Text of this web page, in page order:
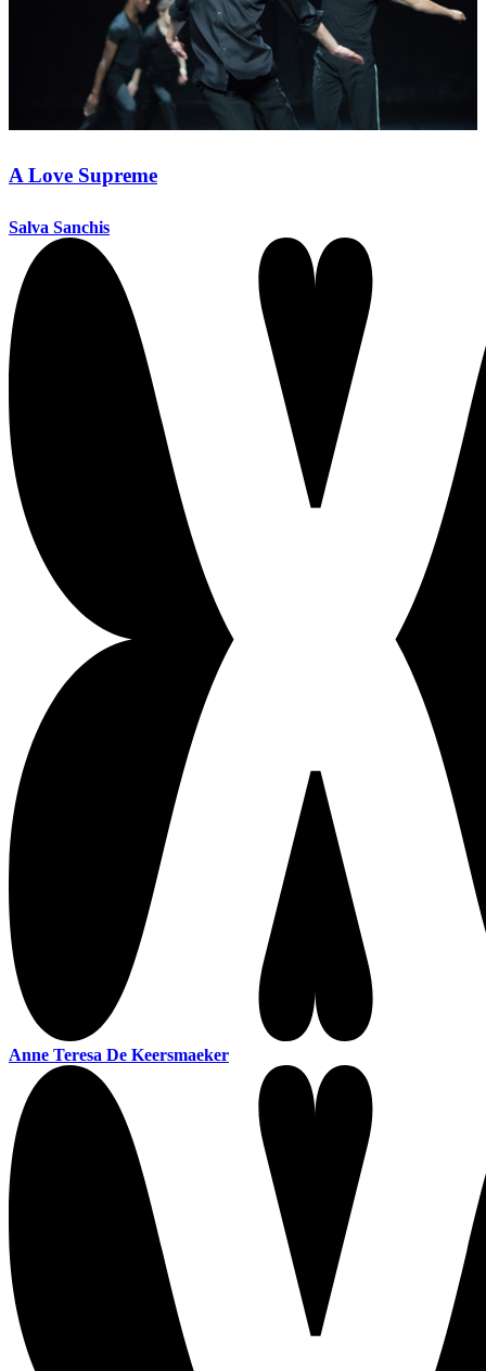
A Love Supreme
Salva Sanchis
Anne Teresa De Keersmaeker